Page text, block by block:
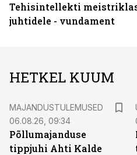
Tehisintellekti
juhtidele - vundament
HETKEL KUUM
MAJANDUSTULEMUSED
06.08.26, 09:34
Põllumajanduse
tippjuhi Ahti Kalde